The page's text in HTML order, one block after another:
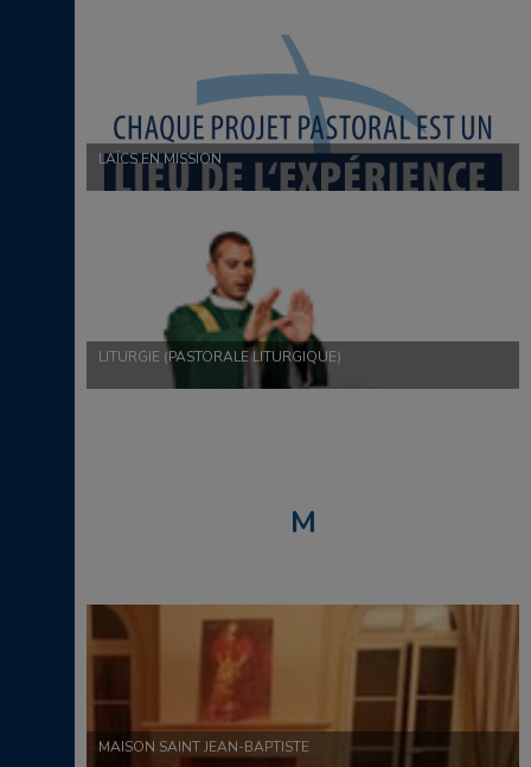
LAÏCS EN MISSION
LITURGIE (PASTORALE LITURGIQUE)
M
MAISON SAINT JEAN-BAPTISTE